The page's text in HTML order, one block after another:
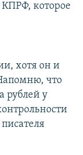
которое
хотя он и
что
рублей у